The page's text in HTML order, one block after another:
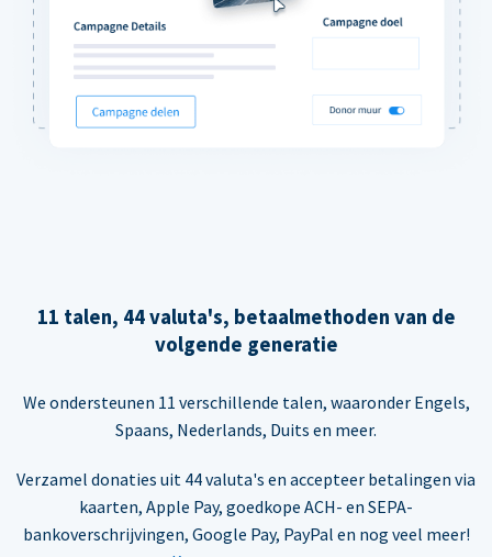
11 talen, 44 valuta's, betaalmethoden van de
volgende generatie
We ondersteunen 11 verschillende talen, waaronder Engels,
Spaans, Nederlands, Duits en meer.
Verzamel donaties uit 44 valuta's en accepteer betalingen via
kaarten, Apple Pay, goedkope ACH- en SEPA-
bankoverschrijvingen, Google Pay, PayPal en nog veel meer!